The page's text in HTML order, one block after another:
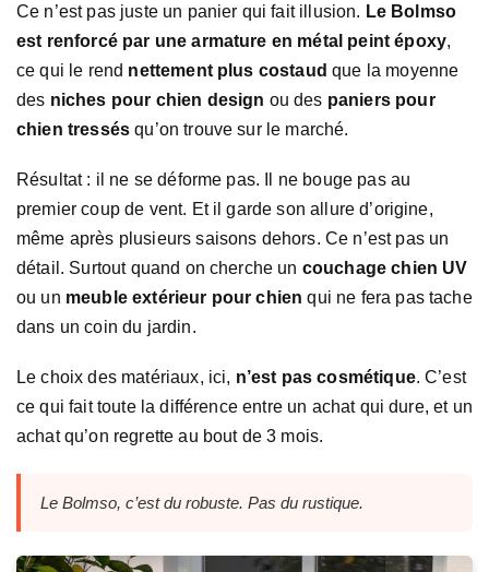
Ce n’est pas juste un panier qui fait illusion. Le Bolmso
est renforcé par une armature en métal peint époxy,
ce qui le rend nettement plus costaud que la moyenne
des niches pour chien design ou des paniers pour
chien tressés qu’on trouve sur le marché.
Résultat : il ne se déforme pas. Il ne bouge pas au
premier coup de vent. Et il garde son allure d’origine,
même après plusieurs saisons dehors. Ce n’est pas un
détail. Surtout quand on cherche un couchage chien UV
ou un meuble extérieur pour chien qui ne fera pas tache
dans un coin du jardin.
Le choix des matériaux, ici, n’est pas cosmétique. C’est
ce qui fait toute la différence entre un achat qui dure, et un
achat qu’on regrette au bout de 3 mois.
Le Bolmso, c’est du robuste. Pas du rustique.